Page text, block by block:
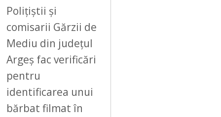
Polițiștii și
comisarii Gărzii de
Mediu din județul
Argeș fac verificări
pentru
identificarea unui
bărbat filmat în